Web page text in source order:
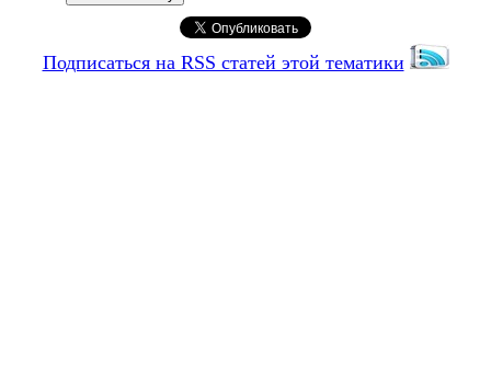
Подписаться на RSS статей этой тематики